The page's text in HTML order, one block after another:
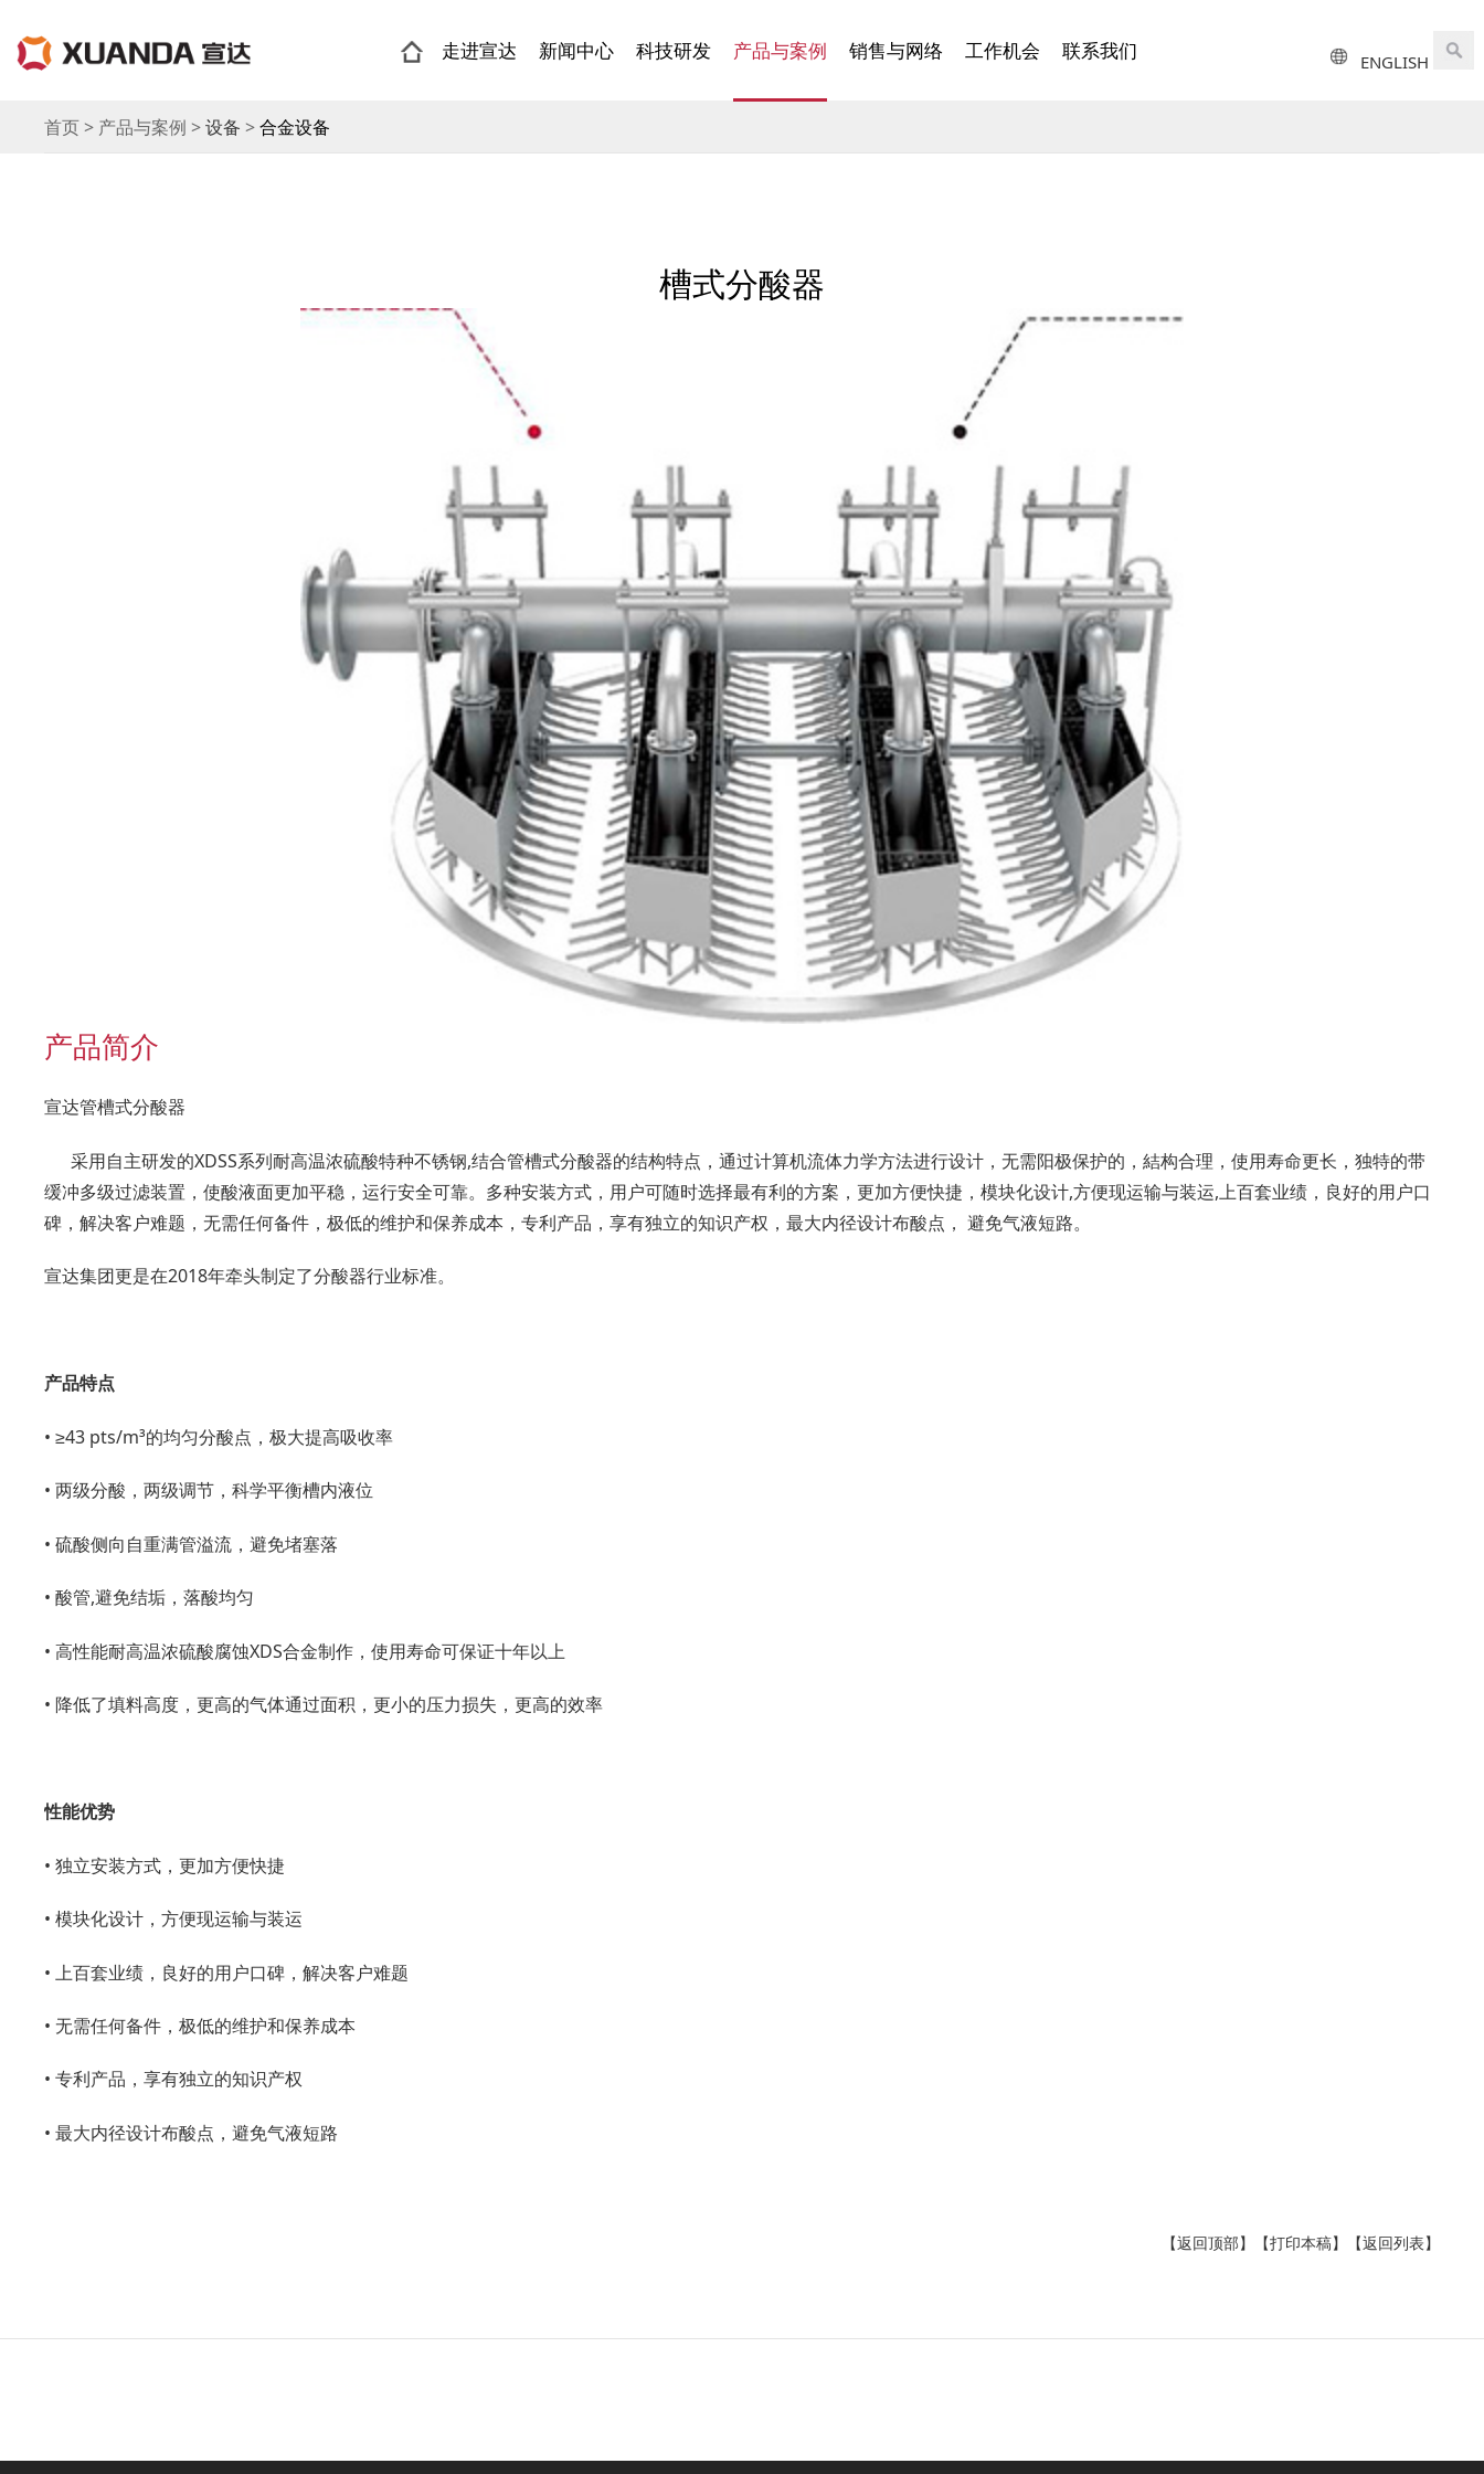
走进宣达 新闻中心 科技研发 产品与案例 销售与网络 工作机会 联系我们 ENGLISH
首页 > 产品与案例 >设备 >合金设备
槽式分酸器
产品简介
宣达管槽式分酸器
采用自主研发的XDSS系列耐高温浓硫酸特种不锈钢,结合管槽式分酸器的结构特点，通过计算机流体力学方法进行设计，无需阳极保护的，結构合理，使用寿命更长，独特的带
缓冲多级过滤装置，使酸液面更加平稳，运行安全可靠。多种安装方式，用户可随时选择最有利的方案，更加方便快捷，模块化设计,方便现运输与装运,上百套业绩，良好的用户口
碑，解决客户难题，无需任何备件，极低的维护和保养成本，专利产品，享有独立的知识产权，最大内径设计布酸点， 避免气液短路。
宣达集团更是在2018年牵头制定了分酸器行业标准。
产品特点
• ≥43 pts/m³的均匀分酸点，极大提高吸收率
• 两级分酸，两级调节，科学平衡槽内液位
• 硫酸侧向自重满管溢流，避免堵塞落
• 酸管,避免结垢，落酸均匀
• 高性能耐高温浓硫酸腐蚀XDS合金制作，使用寿命可保证十年以上
• 降低了填料高度，更高的气体通过面积，更小的压力损失，更高的效率
性能优势
• 独立安装方式，更加方便快捷
• 模块化设计，方便现运输与装运
• 上百套业绩，良好的用户口碑，解决客户难题
• 无需任何备件，极低的维护和保养成本
• 专利产品，享有独立的知识产权
• 最大内径设计布酸点，避免气液短路
【返回顶部】 【打印本稿】 【返回列表】